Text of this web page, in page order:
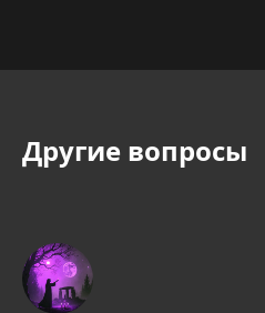
Другие вопросы